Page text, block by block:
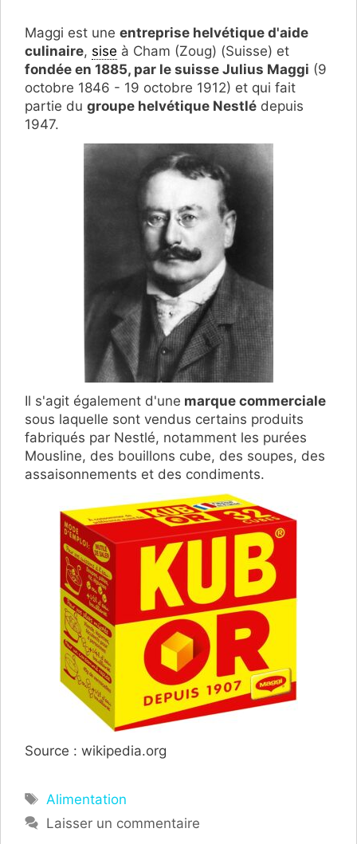
Maggi est une entreprise helvétique d'aide
culinaire, sise à Cham (Zoug) (Suisse) et
fondée en 1885, par le suisse Julius Maggi (9
octobre 1846 - 19 octobre 1912) et qui fait
partie du groupe helvétique Nestlé depuis
1947.
Il s'agit également d'une marque commerciale
sous laquelle sont vendus certains produits
fabriqués par Nestlé, notamment les purées
Mousline, des bouillons cube, des soupes, des
assaisonnements et des condiments.
Source : wikipedia.org
Étiquettes
Alimentation
Laisser un commentaire